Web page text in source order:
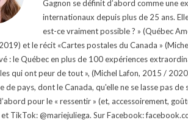
Gagnon se définit d’abord comme une
internationaux depuis plus de 25 ans.
est-ce vraiment possible ? » (Québec
et le récit «Cartes postales du Canada »
: le Québec en plus de 100 expériences
qui ont peur de tout », (Michel Lafon, 2015 /
de pays, dont le Canada, qu'elle ne se lasse pas
pour le « ressentir » (et, accessoirement,
TikTok: @mariejuliega. Sur Facebook: